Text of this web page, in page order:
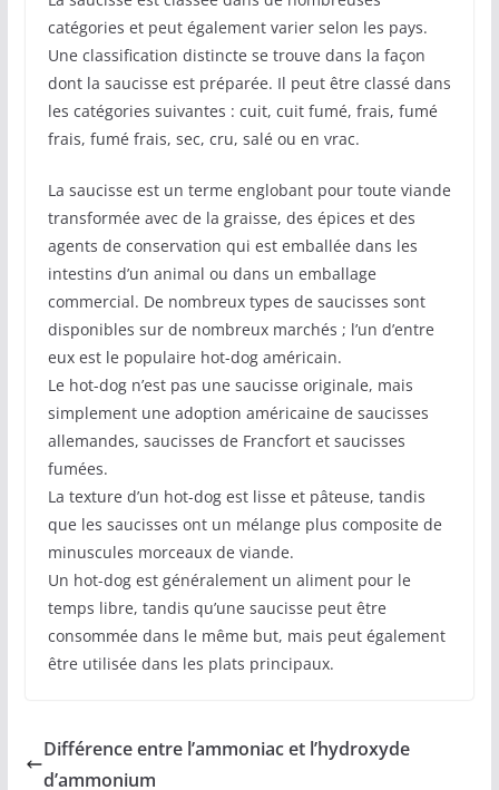
catégories et peut également varier selon les pays.
Une classification distincte se trouve dans la façon
dont la saucisse est préparée. Il peut être classé dans
les catégories suivantes : cuit, cuit fumé, frais, fumé
frais, fumé frais, sec, cru, salé ou en vrac.
La saucisse est un terme englobant pour toute viande
transformée avec de la graisse, des épices et des
agents de conservation qui est emballée dans les
intestins d’un animal ou dans un emballage
commercial. De nombreux types de saucisses sont
disponibles sur de nombreux marchés ; l’un d’entre
eux est le populaire hot-dog américain.
Le hot-dog n’est pas une saucisse originale, mais
simplement une adoption américaine de saucisses
allemandes, saucisses de Francfort et saucisses
fumées.
La texture d’un hot-dog est lisse et pâteuse, tandis
que les saucisses ont un mélange plus composite de
minuscules morceaux de viande.
Un hot-dog est généralement un aliment pour le
temps libre, tandis qu’une saucisse peut être
consommée dans le même but, mais peut également
être utilisée dans les plats principaux.
Différence entre l’ammoniac et l’hydroxyde
d’ammonium